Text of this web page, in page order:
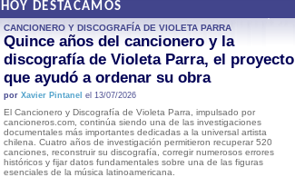
HOY DESTACAMOS
CANCIONERO Y DISCOGRAFÍA DE VIOLETA PARRA
Quince años del cancionero y la
discografía de Violeta Parra, el proyecto
que ayudó a ordenar su obra
por Xavier Pintanel el 13/07/2026
El Cancionero y Discografía de Violeta Parra, impulsado por
cancioneros.com, continúa siendo una de las investigaciones
documentales más importantes dedicadas a la universal artista
chilena. Cuatro años de investigación permitieron recuperar 520
canciones, reconstruir su discografía, corregir numerosos errores
históricos y fijar datos fundamentales sobre una de las figuras
esenciales de la música latinoamericana.